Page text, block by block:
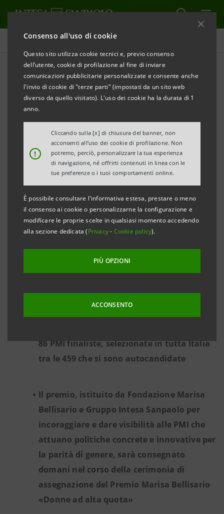
Consenso all'uso di cookie
Questo sito utilizza cookie tecnici e, previo consenso
dell’utente, cookie di profilazione al fine di inviare
comunicazioni pubblicitarie personalizzate e consente anche
l'invio di cookie di "terze parti" (impostati da un sito web
diverso da quello visitato). L'uso dei cookie ha la durata di 1
anno.
!
Cliccando sulla [x] di chiusura del banner, non
acconsenti all’uso dei cookie di profilazione. Non
potremo, perciò, personalizzare la tua esperienza
di navigazione, né offrirti contenuti in linea con le
tue preferenze o i tuoi comportamenti online.
È possibile consultare l'informativa estesa, prestare o meno
il consenso ai cookie o personalizzarne la configurazione e
modificare le proprie scelte in qualsiasi momento accedendo
alla sezione dedicata (Privacy- Cookie policy).
PIÙ OPZIONI
ACCONSENTO
Comunicati stampa
STAMPA AGGIORNA
XXXI edizione Premio Marisa Bellisario «Donne ad
alta quota»
III edizione Premio Women Value Company - Intesa
Sanpaolo
COMUNICATO STAMPA
PROGETTO 2000 GROUP E LE ANTICHE MURA
SI AGGIUDICANO LA SPECIALE «MELA D'ORO»
WOMEN VALUE COMPANY 2019 INTESA SANPAOLO
PREMIATA LA CAPACITÀ DI VALORIZZARE
LA PARITÀ DI GENERE E IL TALENTO FEMMINILE
86 PMI finaliste, selezionate in tutta Italia
tra le 459 che si sono autocandidate
Il premio, istituito da Fondazione Marisa
Bellisario e Gruppo Intesa Sanpaolo per
incoraggiare e dare visibilità alle PMI che
attuano politiche concrete e innovative per
la parità di genere, sarà consegnato
domani nel corso della cerimonia di
assegnazione del Premio Marisa Bellisario
«Donne ad alta quota»